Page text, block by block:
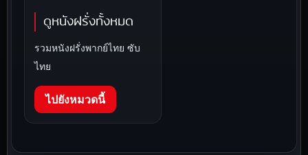
ดูหนังฝรั่งทั้งหมด
รวมหนังฝรั่งพากย์ไทย ซับ
ไทย
ไปยังหมวดนี้